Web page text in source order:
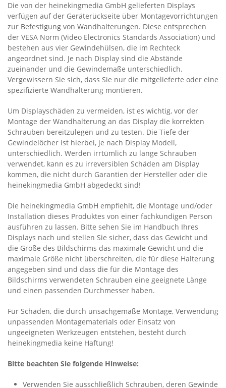
Die von der heinekingmedia GmbH gelieferten Displays
verfügen auf der Geräterückseite über Montage­vorrichtungen
zur Befestigung von Wandhalterungen. Diese entsprechen
der VESA Norm (Video Electronics Standards Association) und
bestehen aus vier Gewindehülsen, die im Rechteck
angeordnet sind. Je nach Display sind die Abstände
zueinander und die Gewindemaße unterschiedlich.
Vergewissern Sie sich, dass Sie nur die mitgelieferte oder eine
spezifizierte Wandhalterung montieren.
Um Displayschäden zu vermeiden, ist es wichtig, vor der
Montage der Wandhalterung an das Display die korrekten
Schrauben bereitzulegen und zu testen. Die Tiefe der
Gewindelöcher ist hierbei, je nach Display Modell,
unterschiedlich. Werden irrtümlich zu lange Schrauben
verwendet, kann es zu irreversiblen Schäden am Display
kommen, die nicht durch Garantien der Hersteller oder die
heinekingmedia GmbH abgedeckt sind!
Die heinekingmedia GmbH empfiehlt, die Montage und/oder
Installation dieses Produktes von einer fachkundigen Person
ausführen zu lassen. Bitte sehen Sie im Handbuch Ihres
Displays nach und stellen Sie sicher, dass das Gewicht und
die Größe des Bildschirms das maximale Gewicht und die
maximale Größe nicht überschreiten, die für diese Halterung
angegeben sind und dass die für die Montage des
Bildschirms verwendeten Schrauben eine geeignete Länge
und einen passenden Durchmesser haben.
Für Schäden, die durch unsachgemäße Montage, Verwendung
unpassenden Montagematerials oder Einsatz von
ungeeigneten Werkzeugen entstehen, besteht durch
heinekingmedia keine Haftung!
Bitte beachten Sie folgende Hinweise:
Verwenden Sie ausschließlich Schrauben, deren Gewinde